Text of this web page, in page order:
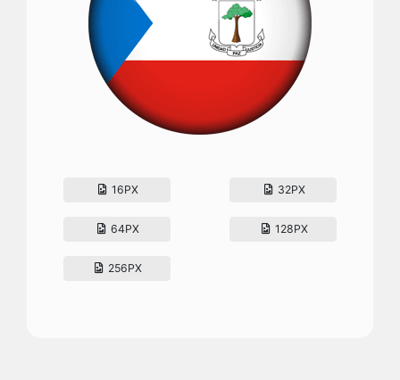
16PX 32PX
64PX 128PX
256PX